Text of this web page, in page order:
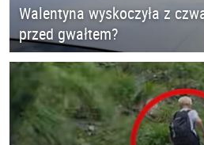
Walentyna wyskoczyła z
przed gwałtem?